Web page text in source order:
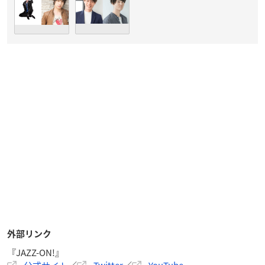
外部リンク
『JAZZ-ON!』